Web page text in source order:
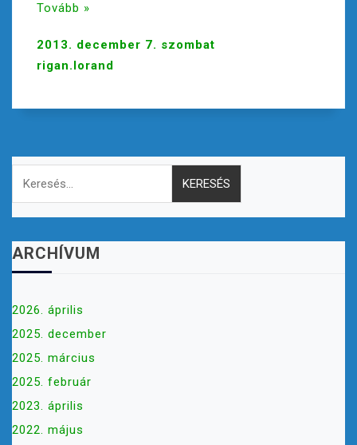
Tovább »
2013. december 7. szombat
rigan.lorand
Keresés:
ARCHÍVUM
2026. április
2025. december
2025. március
2025. február
2023. április
2022. május